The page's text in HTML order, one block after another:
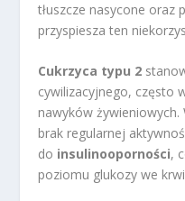
tłuszcze nasycone oraz
przyspiesza ten
Cukrzyca typu 2
cywilizacyjnego, często
nawyków
brak regularnej
do insulinooporności,
poziomu glukozy we